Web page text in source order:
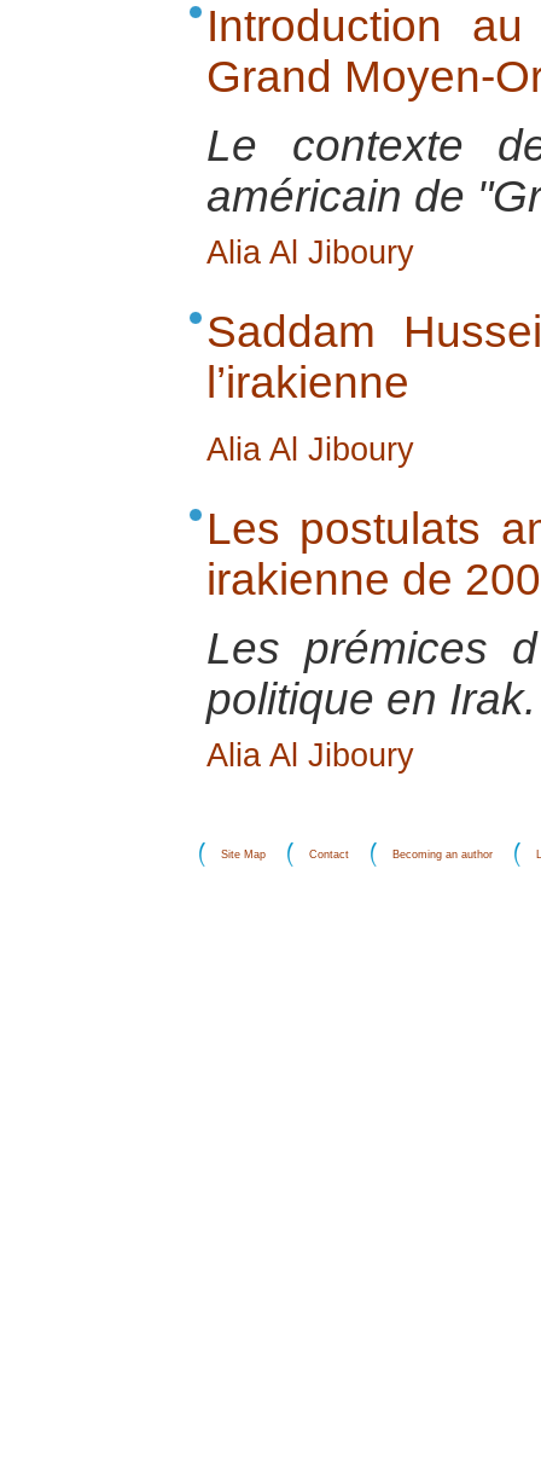
Introduction
Grand Moyen-
Le contexte
américain de
Alia Al Jiboury
Saddam
l’irakienne
Alia Al Jiboury
Les postulats
irakienne de
Les prémices
politique en Irak.
Alia Al Jiboury
Site Map Contact Becoming an author